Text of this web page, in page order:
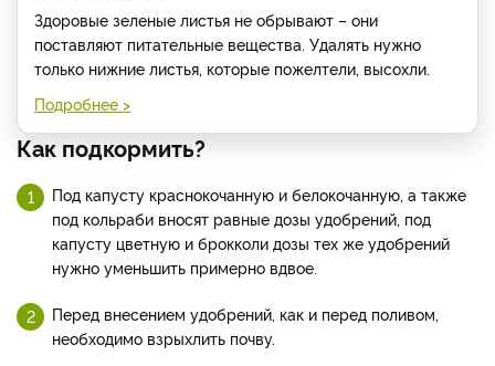
Здоровые зеленые листья не обрывают – они
поставляют питательные вещества. Удалять нужно
только нижние листья, которые пожелтели, высохли.
Подробнее >
Как подкормить?
Под капусту краснокочанную и белокочанную, а также
под кольраби вносят равные дозы удобрений, под
капусту цветную и брокколи дозы тех же удобрений
нужно уменьшить примерно вдвое.
Перед внесением удобрений, как и перед поливом,
необходимо взрыхлить почву.